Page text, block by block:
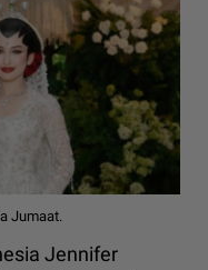
Jumaat.
Jennifer